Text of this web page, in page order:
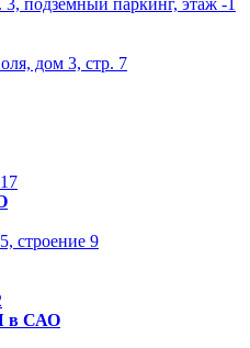
подземный паркинг, этаж -1
дом 3, стр. 7
строение 9
в САО